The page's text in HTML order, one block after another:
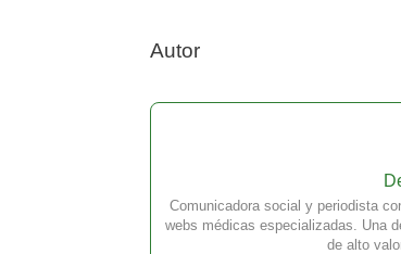
Autor
Comunicadora social y periodista
webs médicas especializadas. Una
de alto